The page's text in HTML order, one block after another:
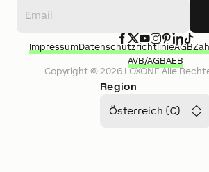
Region
Österreich (€)
Copyright © 2026LOXONEAlle
ImpressumDatenschutzrichtlinieAGB
AVB/AGBAEB